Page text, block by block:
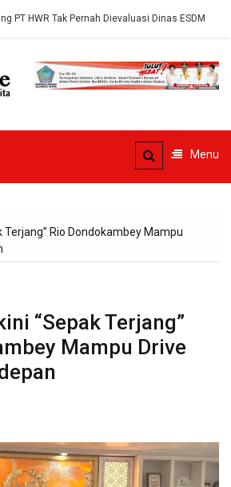
Pernah Dievaluasi Dinas ESDM
Sulut
Menu
Terjang” Rio Dondokambey Mampu
“Sepak Terjang”
Mampu Drive